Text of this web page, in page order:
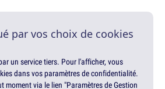
par vos choix de cookies
un service tiers. Pour l'afficher, vous
dans vos paramètres de confidentialité.
moment via le lien "Paramètres de Gestion